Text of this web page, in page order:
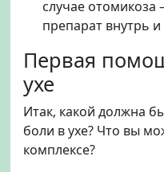
случае
препарат внутрь
Первая
ухе
Итак, какой должна
боли в ухе? Что вы
комплексе?